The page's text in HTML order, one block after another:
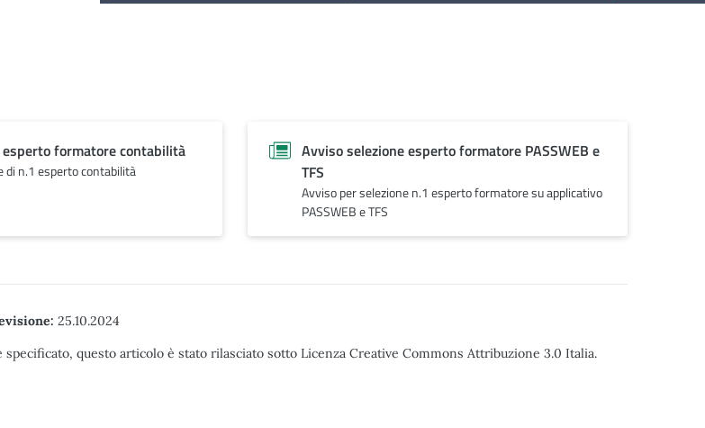
formatore contabilità
di n.1 esperto contabilità
Avviso selezione esperto formatore PASSWEB e
TFS
Avviso per selezione n.1 esperto formatore su applicativo
PASSWEB e TFS
25.10.2024
specificato, questo articolo è stato rilasciato sotto Licenza Creative Commons Attribuzione 3.0 Italia.